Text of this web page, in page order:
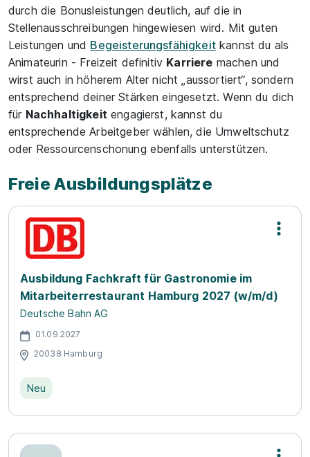
durch die Bonusleistungen deutlich, auf die in
Stellenausschreibungen hingewiesen wird. Mit guten
Leistungen und Begeisterungsfähigkeitkannst du als
Animateurin - Freizeit definitiv Karriere machen und
wirst auch in höherem Alter nicht „aussortiert“, sondern
entsprechend deiner Stärken eingesetzt. Wenn du dich
für Nachhaltigkeit engagierst, kannst du
entsprechende Arbeitgeber wählen, die Umweltschutz
oder Ressourcenschonung ebenfalls unterstützen.
Freie Ausbildungsplätze
Ausbildung Fachkraft für Gastronomie im
Mitarbeiterrestaurant Hamburg 2027 (w/m/d)
Deutsche Bahn AG
01.09.2027
20038 Hamburg
Neu